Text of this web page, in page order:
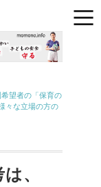
望者の「保育の
々な立場の方の
、